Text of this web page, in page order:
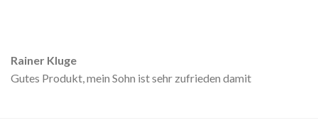
Rainer Kluge
Gutes Produkt, mein Sohn ist sehr zufrieden damit